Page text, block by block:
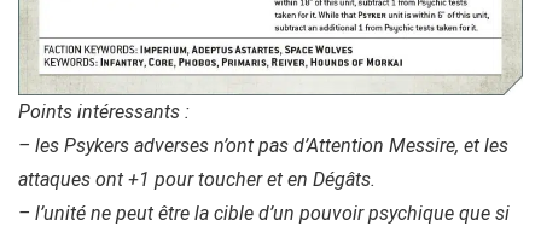
Points intéressants :
– les Psykers adverses n’ont pas d’Attention Messire, et les
attaques ont +1 pour toucher et en Dégâts.
– l’unité ne peut être la cible d’un pouvoir psychique que si